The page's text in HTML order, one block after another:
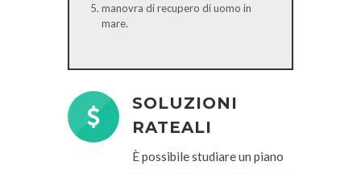
manovra di recupero di uomo in
mare.
SOLUZIONI
RATEALI
È possibile studiare un piano